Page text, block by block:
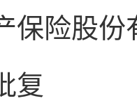
保险股份
复